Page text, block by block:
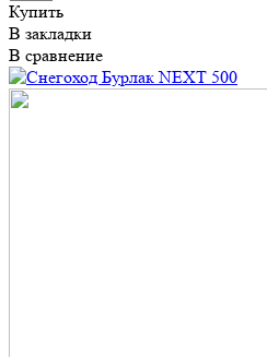
Купить
В закладки
В сравнение